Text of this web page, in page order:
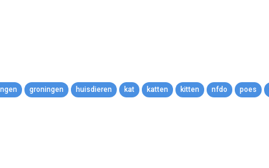
groningen huisdieren kat katten kitten nfdo poes